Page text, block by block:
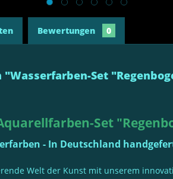
Bewertungen 0
Set
Set
- In Deutschland
Welt der Kunst mit unserem